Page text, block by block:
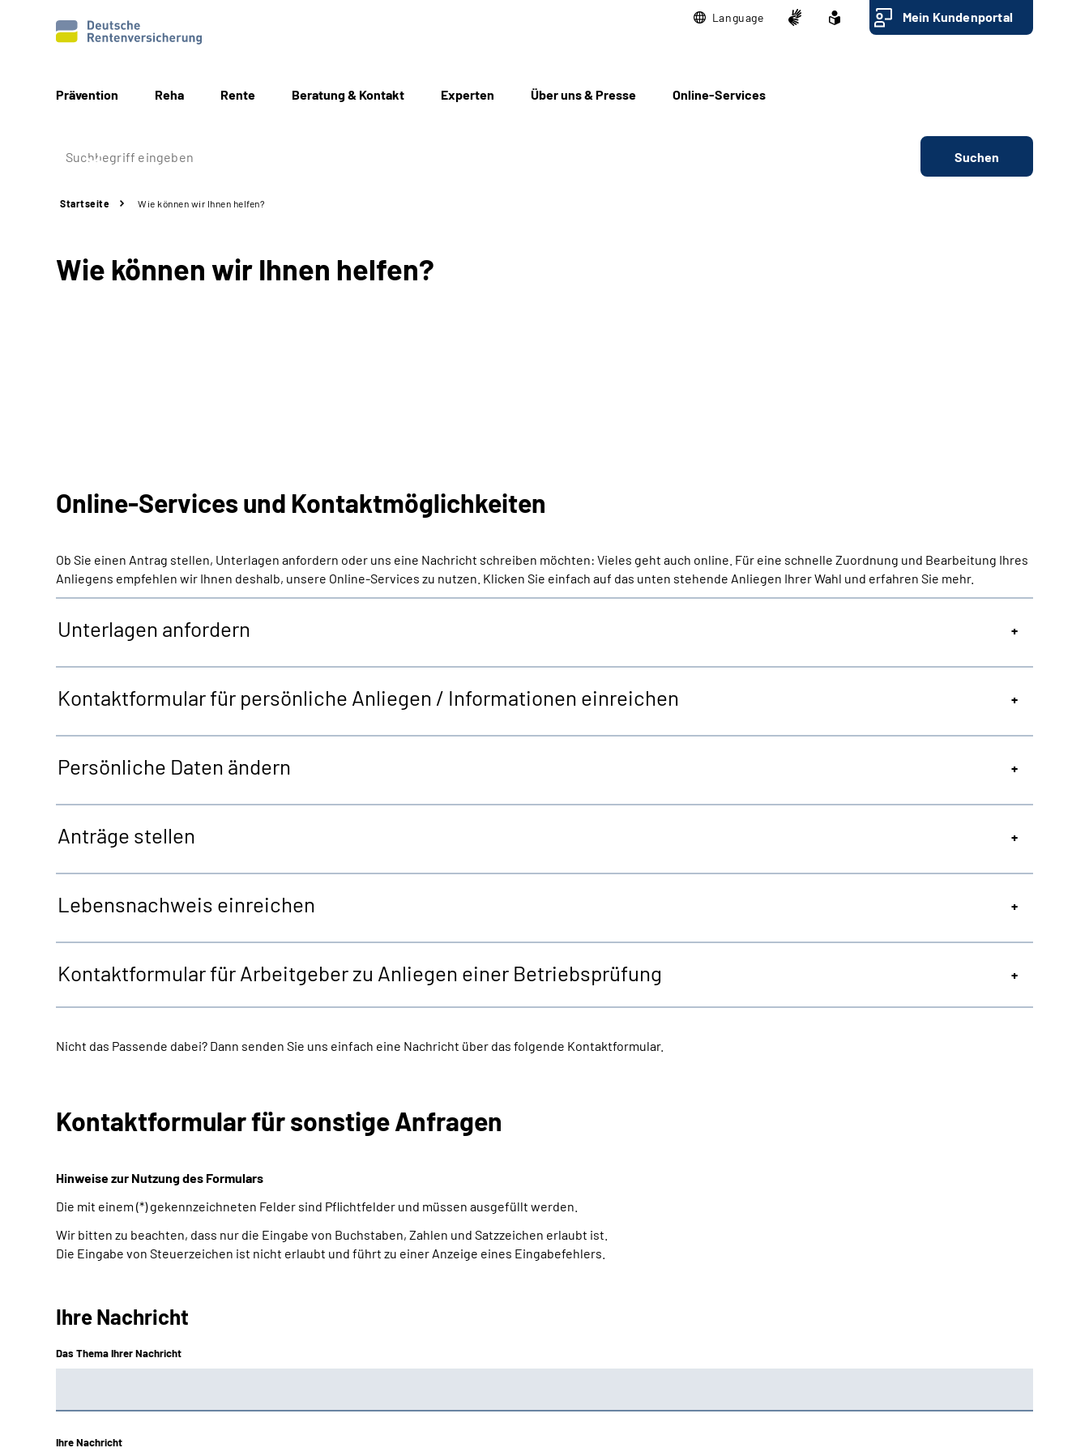
Language Mein Kundenportal
Prävention Reha Rente Beratung & Kontakt Experten Über uns & Presse Online-Services
Suchen
Startseite Wie können wir Ihnen helfen?
Wie können wir Ihnen helfen?
Online-Services und Kontaktmöglichkeiten
Ob Sie einen Antrag stellen, Unterlagen anfordern oder uns eine Nachricht schreiben möchten: Vieles geht auch online. Für eine schnelle Zuordnung und Bearbeitung Ihres
Anliegens empfehlen wir Ihnen deshalb, unsere Online-Services zu nutzen. Klicken Sie einfach auf das unten stehende Anliegen Ihrer Wahl und erfahren Sie mehr.
Unterlagen anfordern
Kontaktformular für persönliche Anliegen / Informationen einreichen
Persönliche Daten ändern
Anträge stellen
Lebensnachweis einreichen
Kontaktformular für Arbeitgeber zu Anliegen einer Betriebsprüfung
Nicht das Passende dabei? Dann senden Sie uns einfach eine Nachricht über das folgende Kontaktformular.
Kontaktformular für sonstige Anfragen
Hinweise zur Nutzung des Formulars
Die mit einem (*) gekennzeichneten Felder sind Pflichtfelder und müssen ausgefüllt werden.
Wir bitten zu beachten, dass nur die Eingabe von Buchstaben, Zahlen und Satzzeichen erlaubt ist.
Die Eingabe von Steuerzeichen ist nicht erlaubt und führt zu einer Anzeige eines Eingabefehlers.
Ihre Nachricht
Das Thema Ihrer Nachricht
Ihre Nachricht